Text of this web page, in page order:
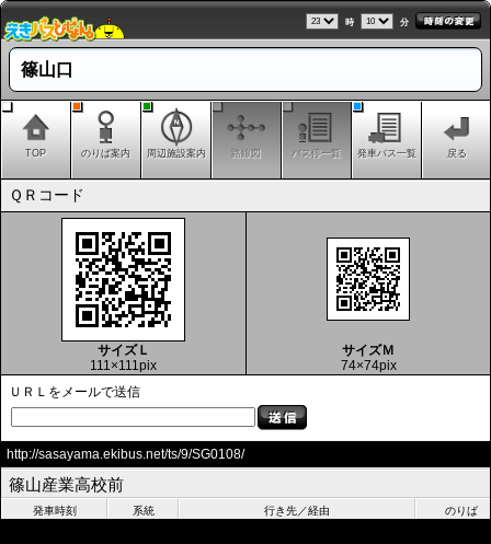
時 分
篠山口
TOP のりば案内 周辺施設案内 路線図 バス停一覧 発車バス一覧 戻る
ＱＲコード
サイズＬ
111×111pix
サイズＭ
74×74pix
ＵＲＬをメールで送信
http://sasayama.ekibus.net/ts/9/SG0108/
篠山産業高校前
発車時刻 系統 行き先／経由 のりば